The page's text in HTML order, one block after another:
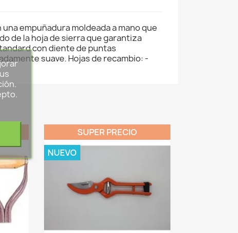
empuñadura moldeada a mano que
de la hoja de sierra que garantiza
con diente de puntas
suave. Hojas de recambio: -
SUPER PRECIO
NUEVO